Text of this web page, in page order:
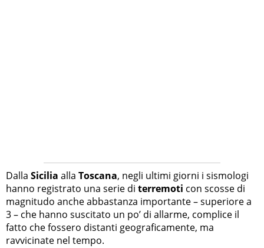
Dalla Sicilia alla Toscana, negli ultimi giorni i sismologi
hanno registrato una serie di terremoti con scosse di
magnitudo anche abbastanza importante – superiore a
3 – che hanno suscitato un po’ di allarme, complice il
fatto che fossero distanti geograficamente, ma
ravvicinate nel tempo.